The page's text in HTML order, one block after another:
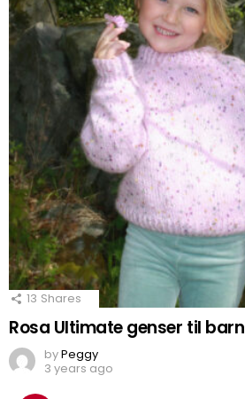
13 Shares
Rosa Ultimate genser til barn
byPeggy
3 years ago